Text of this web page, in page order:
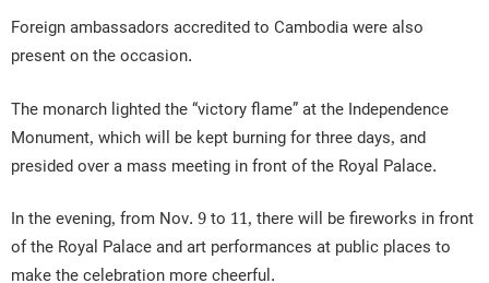
Foreign ambassadors accredited to Cambodia were also
present on the occasion.
The monarch lighted the “victory flame” at the Independence
Monument, which will be kept burning for three days, and
presided over a mass meeting in front of the Royal Palace.
In the evening, from Nov. 9 to 11, there will be fireworks in front
of the Royal Palace and art performances at public places to
make the celebration more cheerful.